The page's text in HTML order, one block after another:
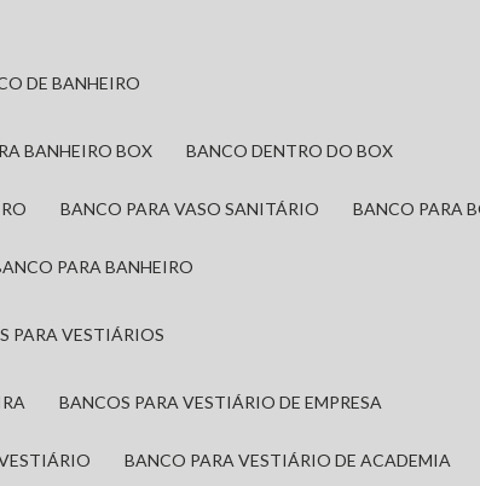
DE BANHEIRO
BANHEIRO BOX BANCO DENTRO DO BOX
BANCO PARA VASO SANITÁRIO BANCO PARA
BANCO PARA BANHEIRO
PARA VESTIÁRIOS
BANCOS PARA VESTIÁRIO DE EMPRESA
BANCO PARA VESTIÁRIO DE ACADEMIA